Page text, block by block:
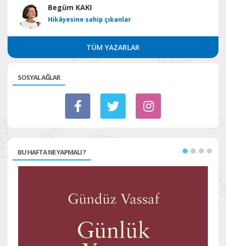
Begüm KAKI
Hikâyesine sahip çıkanlar
TÜM YAZARLAR
SOSYAL AĞLAR
BU HAFTA NE YAPMALI ?